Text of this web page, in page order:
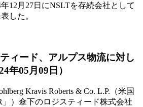
12月27日にNSLTを存続会社として
した。
ィード、アルプス物流に対し
年05月09日）
Kravis Roberts & Co. L.P.（米国
）傘下のロジスティード株式会社